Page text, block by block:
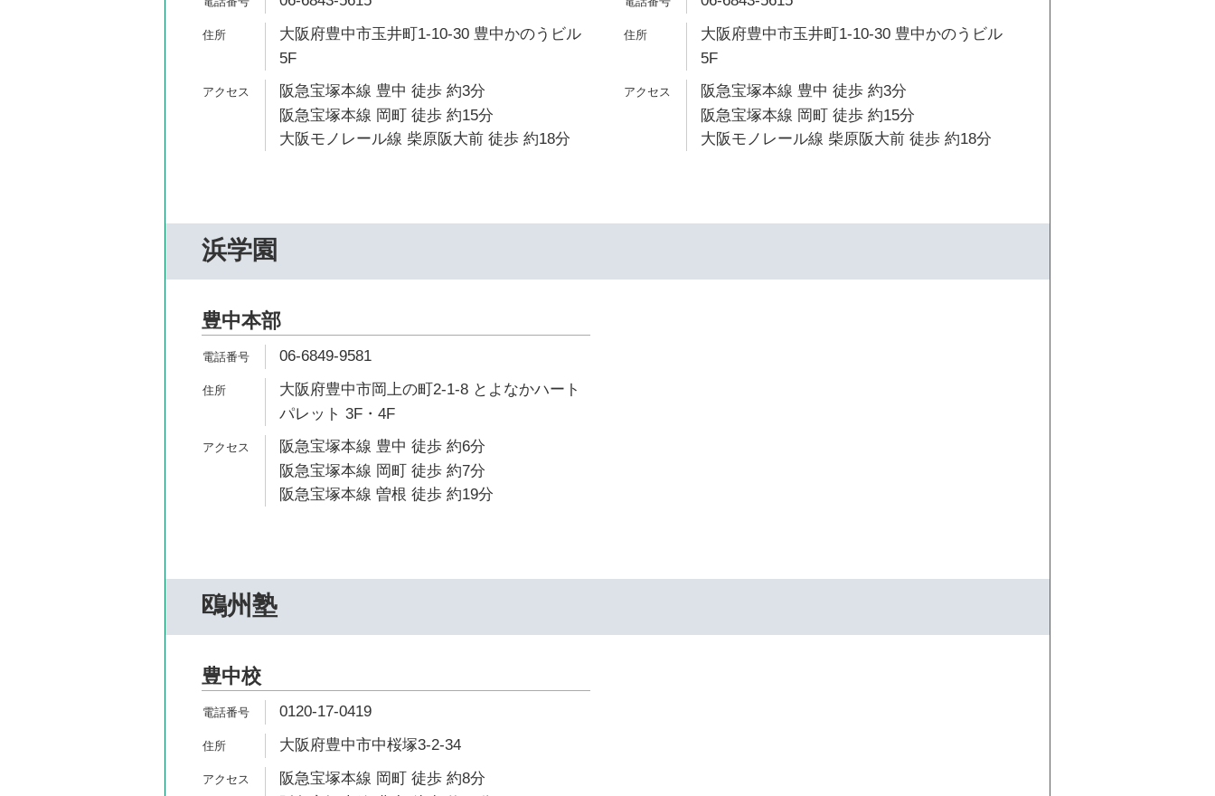
大阪府豊中市玉井町1-10-30 豊中かのうビル
5F
阪急宝塚本線 豊中 徒歩 約3分
阪急宝塚本線 岡町 徒歩 約15分
大阪モノレール線 柴原阪大前 徒歩 約18分
大阪府豊中市玉井町1-10-30 豊中かのうビル
5F
阪急宝塚本線 豊中 徒歩 約3分
阪急宝塚本線 岡町 徒歩 約15分
大阪モノレール線 柴原阪大前 徒歩 約18分
浜学園
豊中本部
06-6849-9581
大阪府豊中市岡上の町2-1-8 とよなかハート
パレット 3F・4F
阪急宝塚本線 豊中 徒歩 約6分
阪急宝塚本線 岡町 徒歩 約7分
阪急宝塚本線 曽根 徒歩 約19分
鴎州塾
豊中校
0120-17-0419
大阪府豊中市中桜塚3-2-34
阪急宝塚本線 岡町 徒歩 約8分